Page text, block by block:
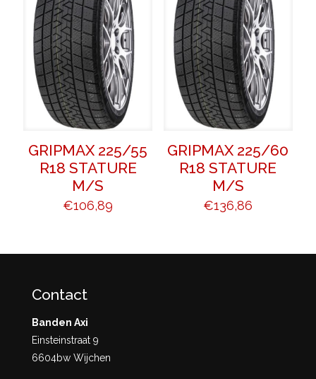
GRIPMAX 225/55
R18 STATURE
M/S
€106,89
GRIPMAX 225/60
R18 STATURE
M/S
€136,86
Contact
Banden Axi
Einsteinstraat 9
6604bw Wijchen